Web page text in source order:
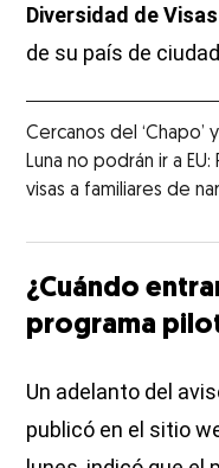
Diversidad de Visas
de su país de
Cercanos del ‘Chapo’
Luna no podrán ir a EU:
visas a familiares de
¿Cuándo
programa
Un adelanto del
publicó en el sitio